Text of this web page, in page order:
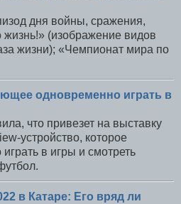
дня войны, сражения,
жизнь!» (изображение видов
жизни); «Чемпионат мира по
одновременно играть в
что привезет на выставку
устройство, которое
в игры и смотреть
в Катаре: Его вряд ли